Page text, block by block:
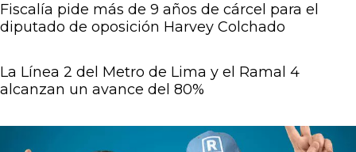
Fiscalía pide más de 9 años de cárcel para el
diputado de oposición Harvey Colchado
La Línea 2 del Metro de Lima y el Ramal 4
alcanzan un avance del 80%